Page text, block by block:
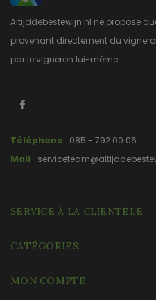
Altijddebestewijn.nl ne propose
provenant directement du
par le vigneron lui-même.
Téléphone
085 - 792 00 06
Mail
SERVICE À LA CLIENTÈLE
CATÉGORIES
MON COMPTE